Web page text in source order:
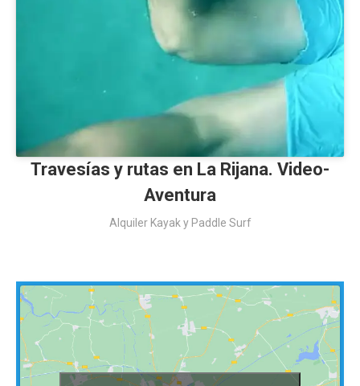
Travesías y rutas en La Rijana. Video-
Aventura
Alquiler Kayak y Paddle Surf